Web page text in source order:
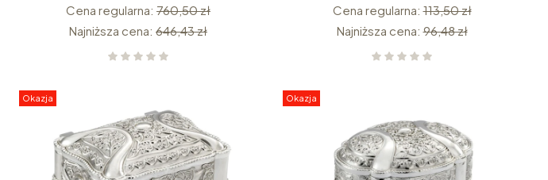
Cena regularna: 760,50 zł
Najniższa cena: 646,43 zł
Cena regularna: 113,50 zł
Najniższa cena: 96,48 zł
Okazja Okazja